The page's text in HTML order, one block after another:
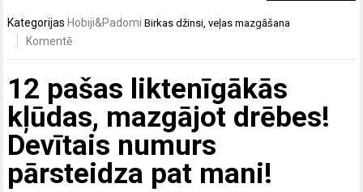
KategorijasHobiji&Padomi Birkasdžinsi ,veļas mazgāšana
Komentē
12 pašas liktenīgākās
kļūdas, mazgājot drēbes!
Devītais numurs
pārsteidza pat mani!